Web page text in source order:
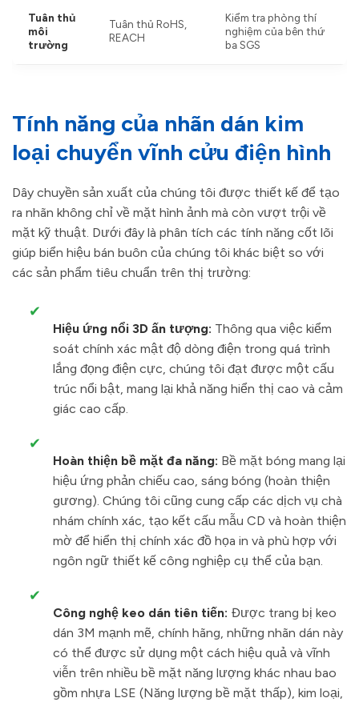
Tuân thủ
môi
trường
Tuân thủ RoHS,
REACH
Kiểm tra phòng thí
nghiệm của bên thứ
ba SGS
Tính năng của nhãn dán kim
loại chuyển vĩnh cửu điện hình
Dây chuyền sản xuất của chúng tôi được thiết kế để tạo
ra nhãn không chỉ về mặt hình ảnh mà còn vượt trội về
mặt kỹ thuật. Dưới đây là phân tích các tính năng cốt lõi
giúp biển hiệu bán buôn của chúng tôi khác biệt so với
các sản phẩm tiêu chuẩn trên thị trường:
✔
Hiệu ứng nổi 3D ấn tượng: Thông qua việc kiểm
soát chính xác mật độ dòng điện trong quá trình
lắng đọng điện cực, chúng tôi đạt được một cấu
trúc nổi bật, mang lại khả năng hiển thị cao và cảm
giác cao cấp.
✔
Hoàn thiện bề mặt đa năng: Bề mặt bóng mang lại
hiệu ứng phản chiếu cao, sáng bóng (hoàn thiện
gương). Chúng tôi cũng cung cấp các dịch vụ chà
nhám chính xác, tạo kết cấu mẫu CD và hoàn thiện
mờ để hiển thị chính xác đồ họa in và phù hợp với
ngôn ngữ thiết kế công nghiệp cụ thể của bạn.
✔
Công nghệ keo dán tiên tiến: Được trang bị keo
dán 3M mạnh mẽ, chính hãng, những nhãn dán này
có thể được sử dụng một cách hiệu quả và vĩnh
viễn trên nhiều bề mặt năng lượng khác nhau bao
gồm nhựa LSE (Năng lượng bề mặt thấp), kim loại,